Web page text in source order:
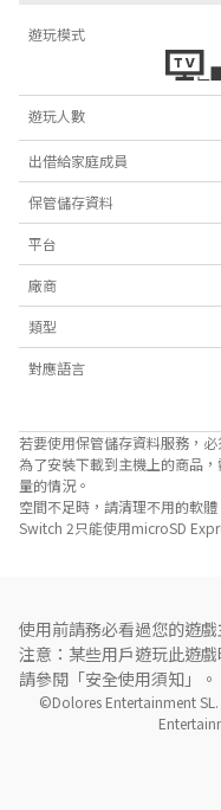
遊玩模式
遊玩人數
出借給家庭成員
保管儲存資料
平台
廠商
類型
對應語言
若要使用保管儲存資料服務，
為了安裝下載到主機上的商品
量的情況。
空間不足時，請清理不用的軟
Switch 2只能使用microSD
使用前請務必看過您的遊
注意：某些用戶遊玩此遊
請參閱「安全使用須知」。
©Dolores Entertainment